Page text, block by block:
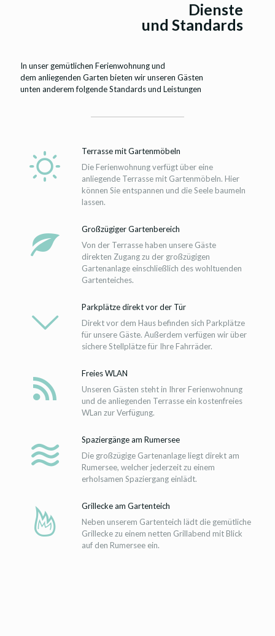
Dienste
und Standards
In unser gemütlichen Ferienwohnung und
dem anliegenden Garten bieten wir unseren Gästen
unten anderem folgende Standards und Leistungen
Terrasse mit Gartenmöbeln
Die Ferienwohnung verfügt über eine
anliegende Terrasse mit Gartenmöbeln. Hier
können Sie entspannen und die Seele baumeln
lassen.
Großzügiger Gartenbereich
Von der Terrasse haben unsere Gäste
direkten Zugang zu der großzügigen
Gartenanlage einschließlich des wohltuenden
Gartenteiches.
Parkplätze direkt vor der Tür
Direkt vor dem Haus befinden sich Parkplätze
für unsere Gäste. Außerdem verfügen wir über
sichere Stellplätze für Ihre Fahrräder.
Freies WLAN
Unseren Gästen steht in Ihrer Ferienwohnung
und de anliegenden Terrasse ein kostenfreies
WLan zur Verfügung.
Spaziergänge am Rumersee
Die großzügige Gartenanlage liegt direkt am
Rumersee, welcher jederzeit zu einem
erholsamen Spaziergang einlädt.
Grillecke am Gartenteich
Neben unserem Gartenteich lädt die gemütliche
Grillecke zu einem netten Grillabend mit Blick
auf den Rumersee ein.